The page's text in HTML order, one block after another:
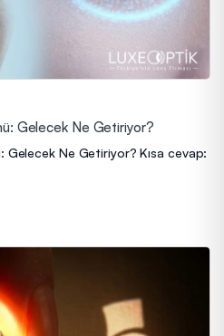
Gelecek Ne Getiriyor?
Gelecek Ne Getiriyor? Kısa cevap: